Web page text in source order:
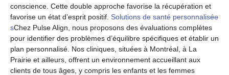
conscience. Cette double approche favorise la récupération et
favorise un état d’esprit positif. Solutions de santé personnalisée
sChez Pulse Align, nous proposons des évaluations complètes
pour identifier des problèmes d’équilibre spécifiques et établir un
plan personnalisé. Nos cliniques, situées à Montréal, à La
Prairie et ailleurs, offrent un environnement accueillant aux
clients de tous âges, y compris les enfants et les femmes